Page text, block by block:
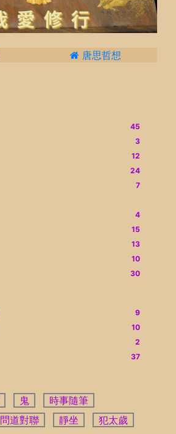
唐思哲想
45
3
12
24
7
4
15
13
10
30
9
10
2
37
鬼
時事隨筆
問道對聯 靜坐 犯太歲